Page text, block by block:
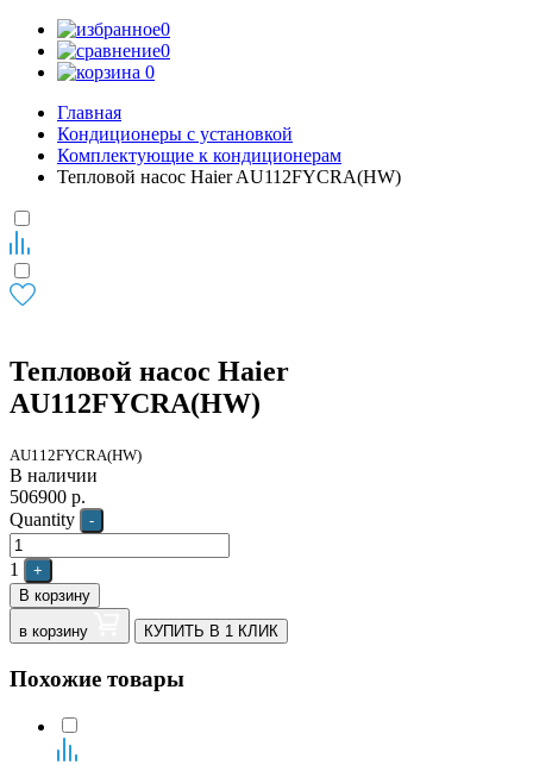
0
0
0
Главная
Кондиционеры с установкой
Комплектующие к кондиционерам
Тепловой насос Haier AU112FYCRA(HW)
Тепловой насос Haier
AU112FYCRA(HW)
AU112FYCRA(HW)
В наличии
506900 р.
Quantity
-
1
+
В корзину
в корзину
КУПИТЬ В 1 КЛИК
Похожие товары